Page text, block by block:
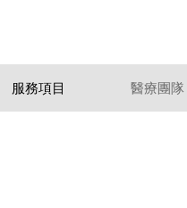
服務項目 醫療團隊